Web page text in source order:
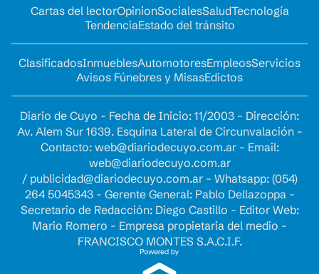
Cartas del lectorOpinionSocialesSaludTecnología
TendenciaEstado del tránsito
ClasificadosInmueblesAutomotoresEmpleosServicios
Avisos Fúnebres y MisasEdictos
Diario de Cuyo - Fecha de Inicio: 11/2003 - Dirección:
Av. Alem Sur 1639. Esquina Lateral de Circunvalación -
Contacto: web@diariodecuyo.com.ar- Email:
web@diariodecuyo.com.ar
/ publicidad@diariodecuyo.com.ar- Whatsapp: (054)
264 5045343 - Gerente General: Pablo Dellazoppa -
Secretario de Redacción: Diego Castillo - Editor Web:
Mario Romero - Empresa propietaria del medio -
FRANCISCO MONTES S.A.C.I.F.